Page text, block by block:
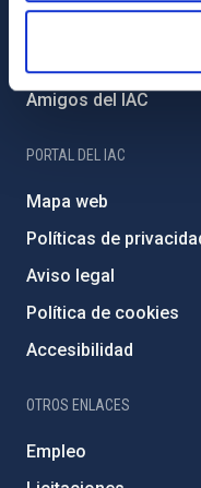
Amigos del IAC
PORTAL DEL IAC
Mapa web
Políticas de
Aviso legal
Política de cookies
Accesibilidad
OTROS ENLACES
Empleo